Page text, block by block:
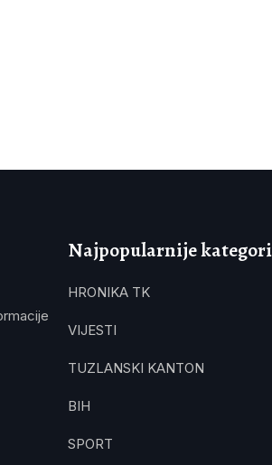
Najpopularnije
HRONIKA TK
VIJESTI
TUZLANSKI KANTON
BIH
SPORT